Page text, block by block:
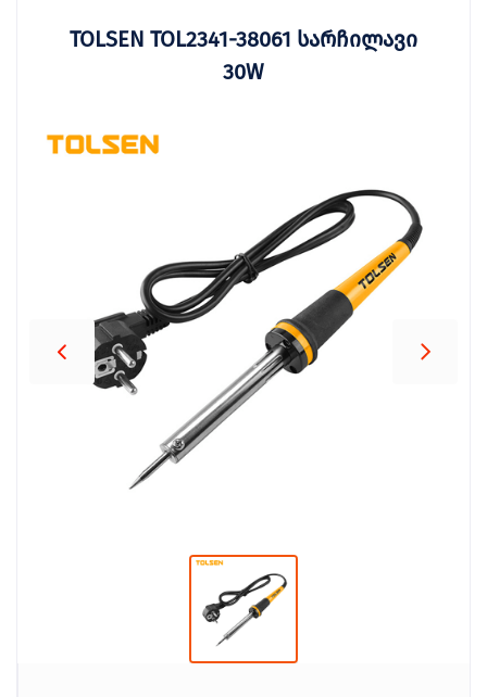
TOLSEN TOL2341-38061 სარჩილავი
30W
მცენარეთა
ბრენდები ბლოგი
სოც.
ქსელები